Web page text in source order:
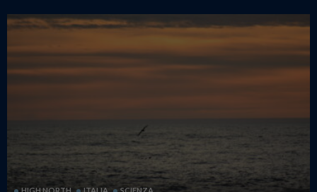
HIGH NORTH ITALIA SCIENZA